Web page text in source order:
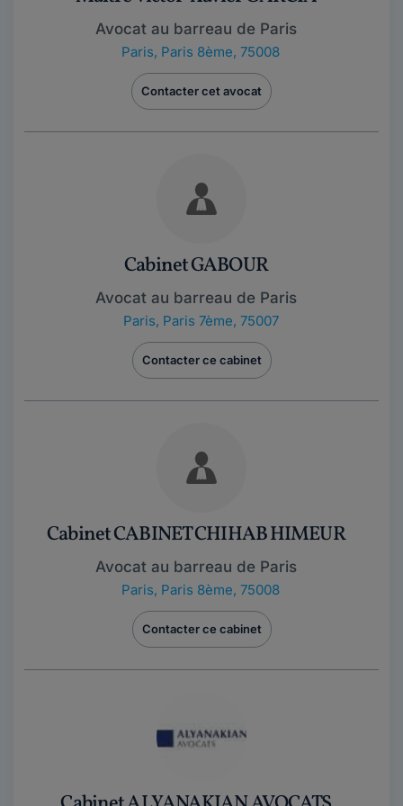
Avocat au barreau de Paris
Paris, Paris 8ème, 75008
Contacter cet avocat
Cabinet GABOUR
Avocat au barreau de Paris
Paris, Paris 7ème, 75007
Contacter ce cabinet
Cabinet CABINET CHIHAB HIMEUR
Avocat au barreau de Paris
Paris, Paris 8ème, 75008
Contacter ce cabinet